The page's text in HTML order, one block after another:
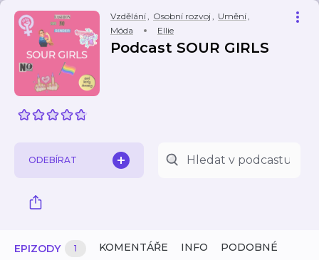
Vzdělání, Osobní rozvoj , Umění,
Móda
Ellie
Podcast SOUR GIRLS
ODEBÍRAT
EPIZODY 1 KOMENTÁŘE INFO PODOBNÉ